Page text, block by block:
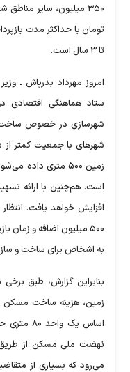
تا ۳ سال است.
امروز مهرداد بذرپاش ـ
ستاد هماهنگی اقتصادی
شهرسازی در خصوص ساخت
زمین ۵۰۰ متری
است. هم‌چنین با ارائه
۵۰۰ میلیون اضافه و زمان
به اشخاص برای ساخت و
بنابراین گزارش، طبق
نهضت ملی مسکن از طریق
می‌رود که بسیاری از